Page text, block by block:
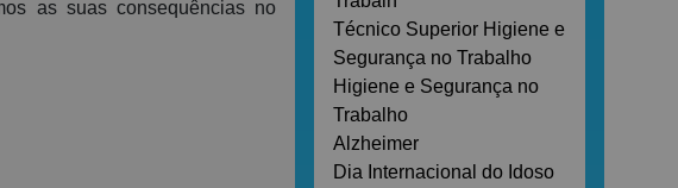
Técnico Superior Higiene e
Segurança no Trabalho
Higiene e Segurança no
Trabalho
Alzheimer
Dia Internacional do Idoso
as suas consequências no